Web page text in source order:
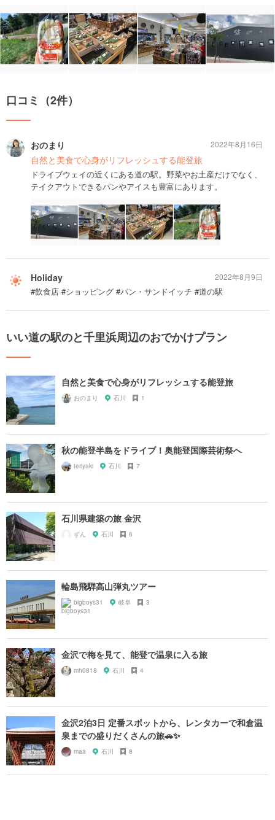
口コミ（2件）
おのまり
自然と美食で心身がリフレッシュする能登旅
ドライブウェイの近くにある道の駅。野菜やお土産だけでなく、
テイクアウトできるパンやアイスも豊富にあります。
2022年8月16日
Holiday
#飲食店 #ショッピング #パン・サンドイッチ #道の駅
2022年8月9日
いい道の駅のと千里浜周辺のおでかけプラン
自然と美食で心身がリフレッシュする能登旅
おのまり 石川 1
秋の能登半島をドライブ！奥能登国際芸術祭へ
teriyaki 石川 7
石川県建築の旅 金沢
ずん 石川 6
輪島飛騨高山弾丸ツアー
bigboys31 岐阜 3
金沢で梅を見て、能登で温泉に入る旅
mh0818 石川 4
金沢2泊3日 定番スポットから、レンタカーで和倉温
泉までの盛りだくさんの旅🚗✨
maa 石川 8